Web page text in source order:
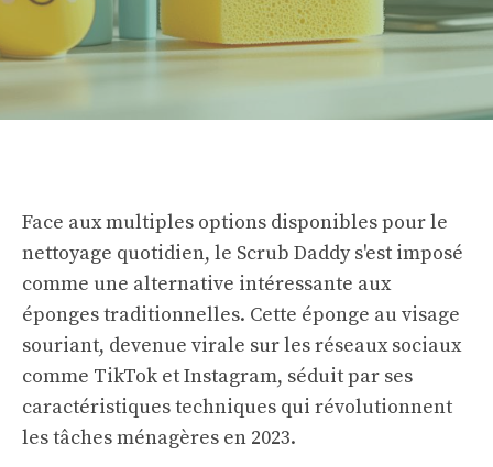
Face aux multiples options disponibles pour le
nettoyage quotidien, le Scrub Daddy s'est imposé
comme une alternative intéressante aux
éponges traditionnelles. Cette éponge au visage
souriant, devenue virale sur les réseaux sociaux
comme TikTok et Instagram, séduit par ses
caractéristiques techniques qui révolutionnent
les tâches ménagères en 2023.